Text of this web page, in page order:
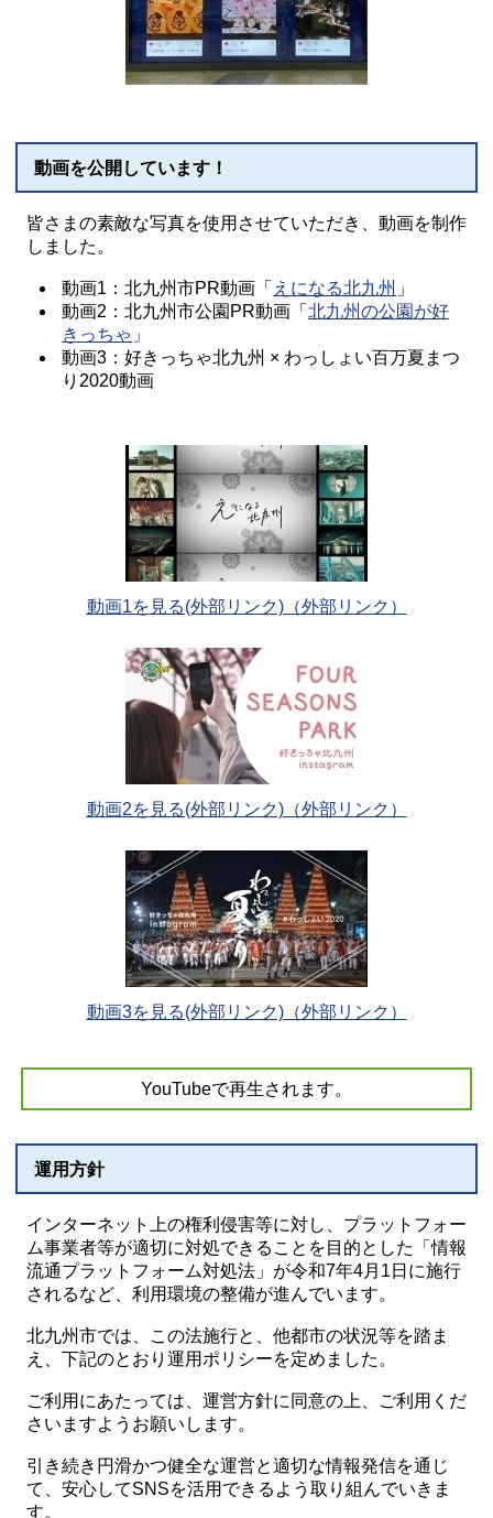
動画を公開しています！
皆さまの素敵な写真を使用させていただき、動画を制作
しました。
動画1：北九州市PR動画「 えになる北九州 」
動画2：北九州市公園PR動画「北九州の公園が好
きっちゃ 」
動画3：好きっちゃ北九州 × わっしょい百万夏まつ
り2020動画
動画1を見る(外部リンク)（外部リンク）
動画2を見る(外部リンク)（外部リンク）
動画3を見る(外部リンク)（外部リンク）
YouTubeで再生されます。
運用方針
インターネット上の権利侵害等に対し、プラットフォー
ム事業者等が適切に対処できることを目的とした「情報
流通プラットフォーム対処法」が令和7年4月1日に施行
されるなど、利用環境の整備が進んでいます。
北九州市では、この法施行と、他都市の状況等を踏ま
え、下記のとおり運用ポリシーを定めました。
ご利用にあたっては、運営方針に同意の上、ご利用くだ
さいますようお願いします。
引き続き円滑かつ健全な運営と適切な情報発信を通じ
て、安心してSNSを活用できるよう取り組んでいきま
す。